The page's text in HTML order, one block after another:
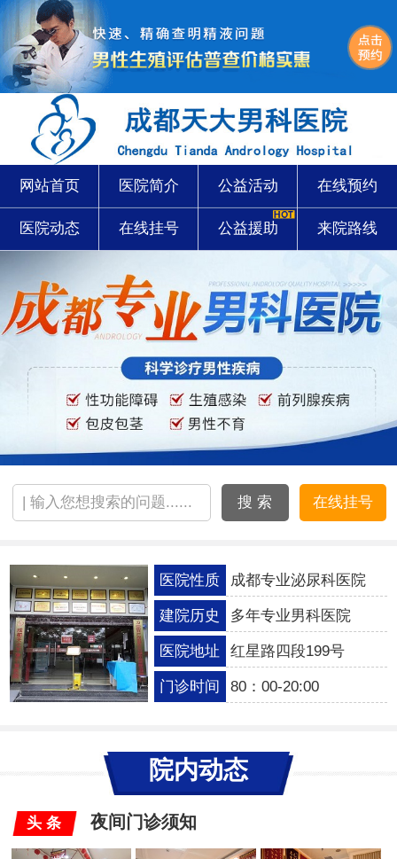
网站首页 医院简介 公益活动 在线预约
医院动态 在线挂号 公益援助 来院路线
搜 索 在线挂号
医院性质 成都专业泌尿科医院
建院历史 多年专业男科医院
医院地址 红星路四段199号
门诊时间 80：00-20:00
院内动态
头 条 夜间门诊须知